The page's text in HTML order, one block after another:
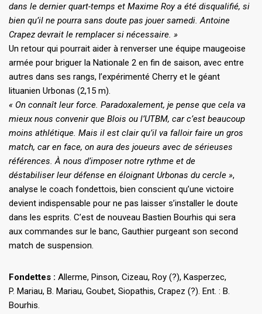
dans le dernier quart-temps et Maxime Roy a été disqualifié, si
bien qu’il ne pourra sans doute pas jouer samedi. Antoine
Crapez devrait le remplacer si nécessaire. »
Un retour qui pourrait aider à renverser une équipe maugeoise
armée pour briguer la Nationale 2 en fin de saison, avec entre
autres dans ses rangs, l’expérimenté Cherry et le géant
lituanien Urbonas (2,15 m).
« On connaît leur force. Paradoxalement, je pense que cela va
mieux nous convenir que Blois ou l’UTBM, car c’est beaucoup
moins athlétique. Mais il est clair qu’il va falloir faire un gros
match, car en face, on aura des joueurs avec de sérieuses
références. À nous d’imposer notre rythme et de
déstabiliser leur défense en éloignant Urbonas du cercle »,
analyse le coach fondettois, bien conscient qu’une victoire
devient indispensable pour ne pas laisser s’installer le doute
dans les esprits. C’est de nouveau Bastien Bourhis qui sera
aux commandes sur le banc, Gauthier purgeant son second
match de suspension.
Fondettes : Allerme, Pinson, Cizeau, Roy (?), Kasperzec,
P. Mariau, B. Mariau, Goubet, Siopathis, Crapez (?). Ent. : B.
Bourhis.